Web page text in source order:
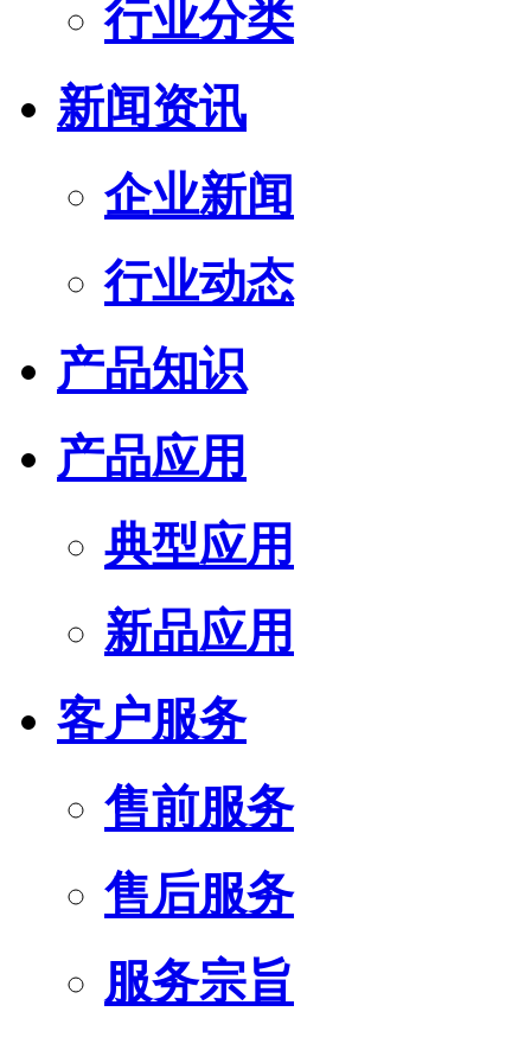
行业分类
新闻资讯
企业新闻
行业动态
产品知识
产品应用
典型应用
新品应用
客户服务
售前服务
售后服务
服务宗旨